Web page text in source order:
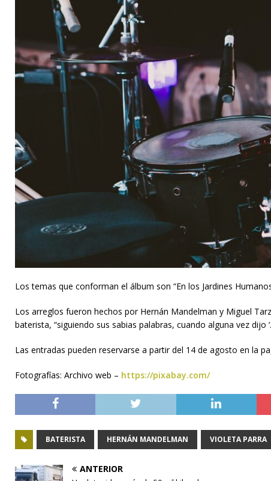
Los temas que conforman el álbum son “En los Jardines
Los arreglos fueron hechos por Hernán Mandelman y Miguel
baterista, “siguiendo sus sabias palabras, cuando alguna vez
Las entradas pueden reservarse a partir del 14 de agosto en la
Fotografías: Archivo web – https://pixabay.com/
BATERISTA HERNÁN MANDELMAN VIOLETA PARRA
ANTERIOR